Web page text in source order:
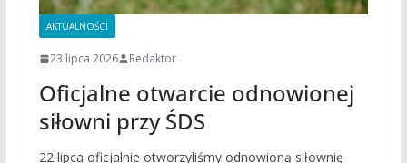
AKTUALNOŚCI
23 lipca 2026 Redaktor
Oficjalne otwarcie odnowionej
siłowni przy ŚDS
22 lipca oficjalnie otworzyliśmy odnowioną siłownię